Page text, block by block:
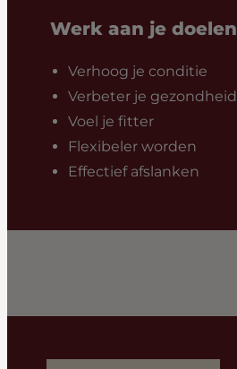
Werk aan je doelen
Verhoog je conditie
Verbeter je gezondheid
Voel je fitter
Flexibeler worden
Effectief afslanken